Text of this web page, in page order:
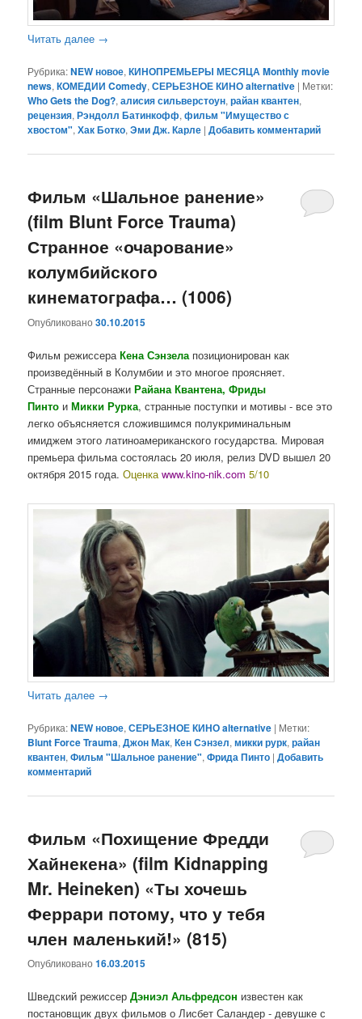
Читать далее →
Рубрика:NEW новое,КИНОПРЕМЬЕРЫ МЕСЯЦА Monthly movie
news,КОМЕДИИ Comedy,СЕРЬЕЗНОЕ КИНО alternative | Метки:
Who Gets the Dog?,алисия сильверстоун,райан квантен,
рецензия,Рэндолл Батинкофф,фильм "Имущество с
хвостом",Хак Ботко,Эми Дж. Карле |Добавить комментарий
Фильм «Шальное ранение»
(film Blunt Force Trauma)
Странное «очарование»
колумбийского
кинематографа… (1006)
Опубликовано30.10.2015
Фильм режиссераКена Сэнзела позиционирован как
произведённый в Колумбии и это многое проясняет.
Странные персонажиРайана Квантена, Фриды
Пинто иМикки Рурка, странные поступки и мотивы - все это
легко объясняется сложившимся полукриминальным
имиджем этого латиноамериканского государства. Мировая
премьера фильма состоялась 20 июля, релиз DVD вышел 20
октября 2015 года.Оценкаwww.kino-nik.com5/10
Читать далее →
Рубрика:NEW новое,СЕРЬЕЗНОЕ КИНО alternative | Метки:
Blunt Force Trauma,Джон Мак,Кен Сэнзел,микки рурк,райан
квантен,Фильм "Шальное ранение",Фрида Пинто |Добавить
комментарий
Фильм «Похищение Фредди
Хайнекена» (film Kidnapping
Mr. Heineken) «Ты хочешь
Феррари потому, что у тебя
член маленький!» (815)
Опубликовано16.03.2015
Шведский режиссер Дэниэл Альфредсон известен как
постановщик двух фильмов о Лисбет Саландер - девушке с